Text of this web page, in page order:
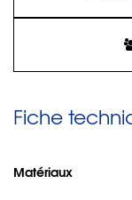
Fiche
Matériaux